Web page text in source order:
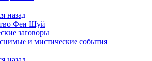
назад
Фен Шуй
заговоры
и мистические события
назад